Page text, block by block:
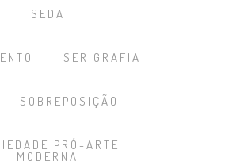
SEDA
SERIGRAFIA
SOBREPOSIÇÃO
PRÓ-ARTE
MODERNA